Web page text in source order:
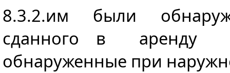
8.3.2.им были
сданного в аренду
обнаруженные при